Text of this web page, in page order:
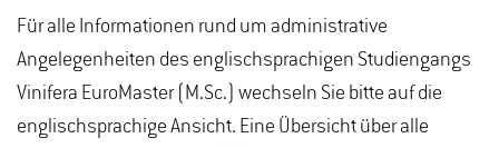
Für alle Informationen rund um administrative
Angelegenheiten des englischsprachigen Studiengangs
Vinifera EuroMaster (M.Sc.) wechseln Sie bitte auf die
englischsprachige Ansicht. Eine Übersicht über alle